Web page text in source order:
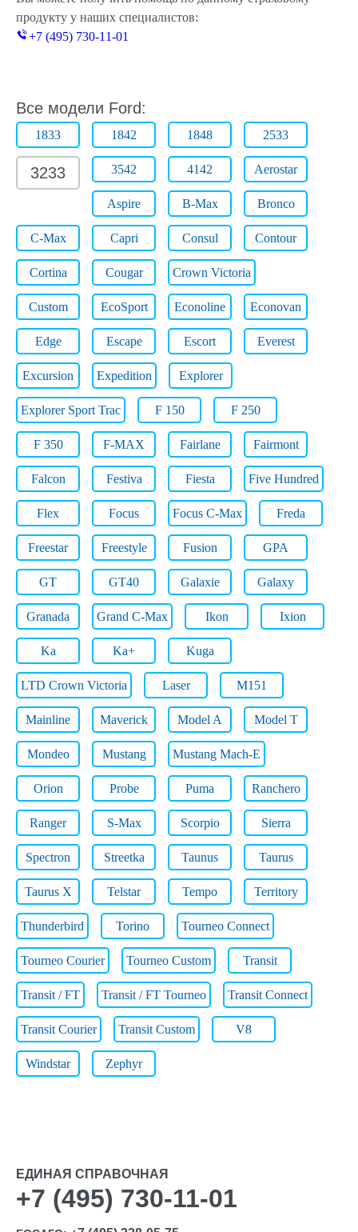
продукту у наших специалистов:
+7 (495) 730-11-01
Все модели Ford:
1833 1842 1848 2533
3233 3542 4142 Aerostar
Aspire B-Max Bronco
C-Max Capri Consul Contour
Cortina Cougar Crown Victoria
Custom EcoSport Econoline Econovan
Edge Escape Escort Everest
Excursion Expedition Explorer
Explorer Sport Trac F 150 F 250
F 350 F-MAX Fairlane Fairmont
Falcon Festiva Fiesta Five Hundred
Flex Focus Focus C-Max Freda
Freestar Freestyle Fusion GPA
GT GT40 Galaxie Galaxy
Granada Grand C-Max Ikon Ixion
Ka Ka+ Kuga
LTD Crown Victoria Laser M151
Mainline Maverick Model A Model T
Mondeo Mustang Mustang Mach-E
Orion Probe Puma Ranchero
Ranger S-Max Scorpio Sierra
Spectron Streetka Taunus Taurus
Taurus X Telstar Tempo Territory
Thunderbird Torino Tourneo Connect
Tourneo Courier Tourneo Custom Transit
Transit / FT Transit / FT Tourneo Transit Connect
Transit Courier Transit Custom V8
Windstar Zephyr
ЕДИНАЯ СПРАВОЧНАЯ
+7 (495) 730-11-01